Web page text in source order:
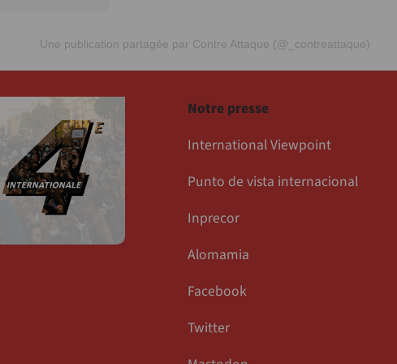
Une publication partagée par Contre Attaque (@_contreattaque)
Notre presse
International Viewpoint
Punto de vista internacional
Inprecor
Alomamia
Facebook
Twitter